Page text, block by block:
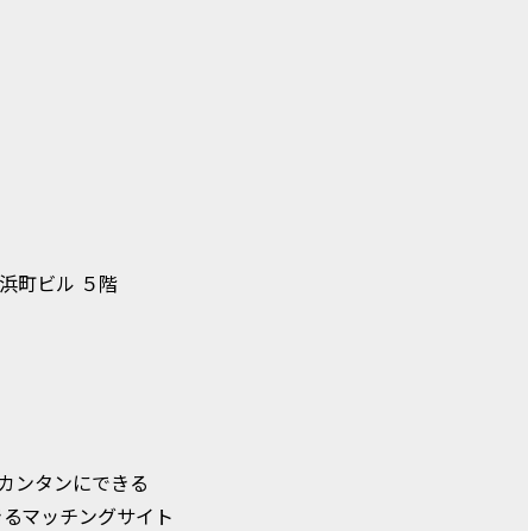
町ビル ５階
ンタンにできる
マッチングサイト